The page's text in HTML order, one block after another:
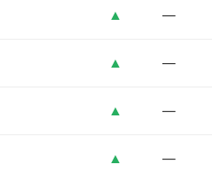
▲ —
▲ —
▲ —
▲ —